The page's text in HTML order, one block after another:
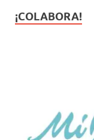
¡COLABORA!